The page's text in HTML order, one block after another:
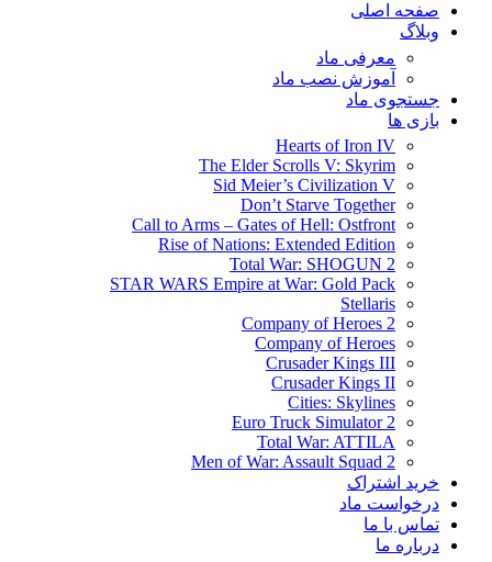
صفحه اصلی
وبلاگ
معرفی ماد
آموزش نصب ماد
جستجوی ماد
بازی ها
Hearts of Iron IV
The Elder Scrolls V: Skyrim
Sid Meier’s Civilization V
Don’t Starve Together
Call to Arms – Gates of Hell: Ostfront
Rise of Nations: Extended Edition
Total War: SHOGUN 2
STAR WARS Empire at War: Gold Pack
Stellaris
Company of Heroes 2
Company of Heroes
Crusader Kings III
Crusader Kings II
Cities: Skylines
Euro Truck Simulator 2
Total War: ATTILA
Men of War: Assault Squad 2
خرید اشتراک
درخواست ماد
تماس با ما
درباره ما